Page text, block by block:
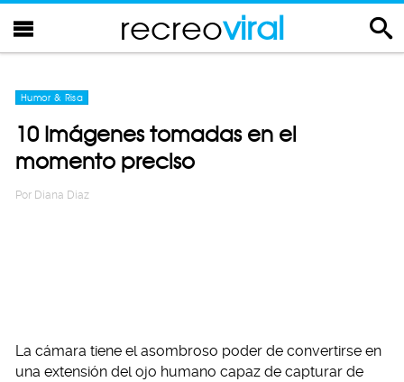
recreoviral
Humor & Risa
10 Imágenes tomadas en el
momento preciso
Por Diana Diaz
La cámara tiene el asombroso poder de convertirse en
una extensión del ojo humano capaz de capturar de